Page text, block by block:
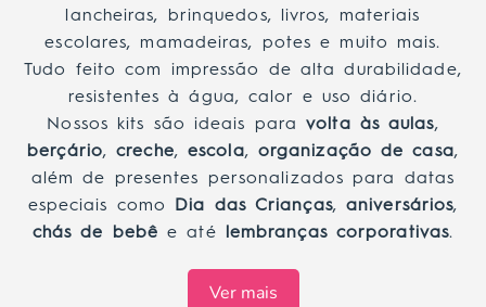
lancheiras, brinquedos, livros, materiais
escolares, mamadeiras, potes e muito mais.
Tudo feito com impressão de alta durabilidade,
resistentes à água, calor e uso diário.
Nossos kits são ideais paravolta às aulas,
berçário,creche, escola, organização de casa,
além de presentes personalizados para datas
especiais como Dia das Crianças, aniversários,
chás de bebê e até lembranças corporativas.
Ver mais